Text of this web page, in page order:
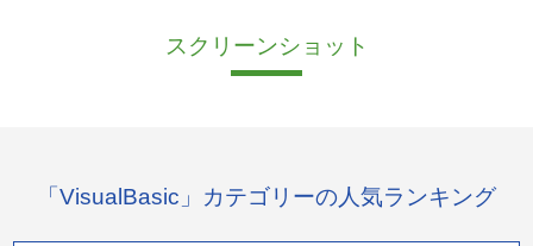
スクリーンショット
「VisualBasic」カテゴリーの人気ランキング